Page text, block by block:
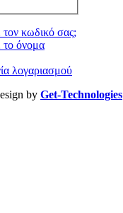
κωδικό σας;
το όνομα
λογαριασμού
by Get-Technologies